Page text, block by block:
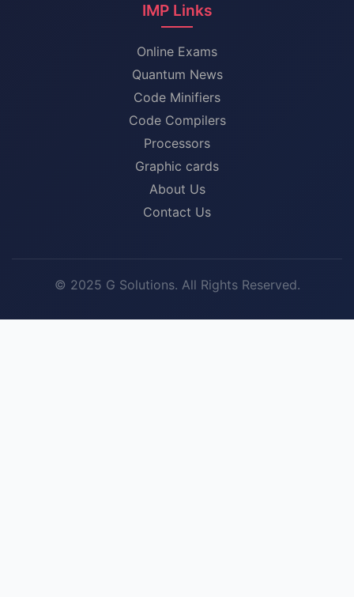
IMP Links
Online Exams
Quantum News
Code Minifiers
Code Compilers
Processors
Graphic cards
About Us
Contact Us
© 2025 G Solutions. All Rights Reserved.